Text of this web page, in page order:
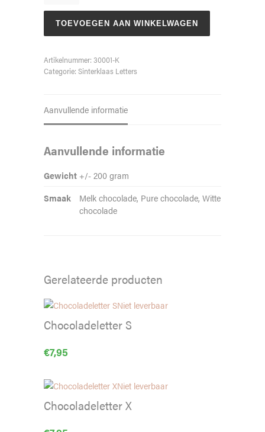
aantal
TOEVOEGEN AAN WINKELWAGEN
Artikelnummer: 30001-K
Categorie: Sinterklaas Letters
Aanvullende informatie
Aanvullende informatie
Gewicht+/- 200 gram
Smaak
Melk chocolade, Pure chocolade, Witte
chocolade
Gerelateerde producten
Niet leverbaar
Chocoladeletter S
€7,95
Niet leverbaar
Chocoladeletter X